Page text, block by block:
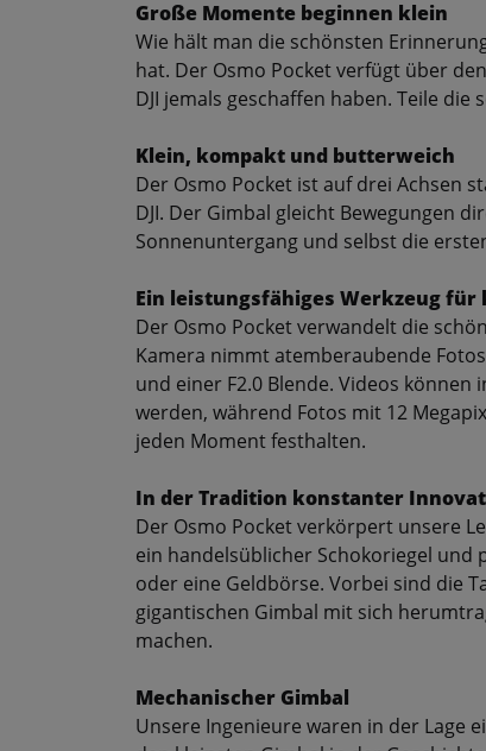
Große Momente beginnen klein
Wie hält man die schönsten
hat. Der Osmo Pocket verfügt über
DJI jemals geschaffen haben. Teile
Klein, kompakt und butterweich
Der Osmo Pocket ist auf drei Achsen
DJI. Der Gimbal gleicht Bewegungen
Sonnenuntergang und selbst die
Ein leistungsfähiges Werkzeug für
Der Osmo Pocket verwandelt die
Kamera nimmt atemberaubende
und einer F2.0 Blende. Videos
werden, während Fotos mit 12
jeden Moment festhalten.
In der Tradition konstanter
Der Osmo Pocket verkörpert unsere
ein handelsüblicher Schokoriegel und
oder eine Geldbörse. Vorbei sind die
gigantischen Gimbal mit sich
machen.
Mechanischer Gimbal
Unsere Ingenieure waren in der Lage